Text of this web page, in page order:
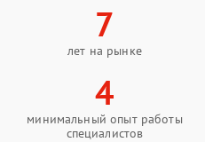
7
лет на рынке
4
минимальный опыт работы
специалистов